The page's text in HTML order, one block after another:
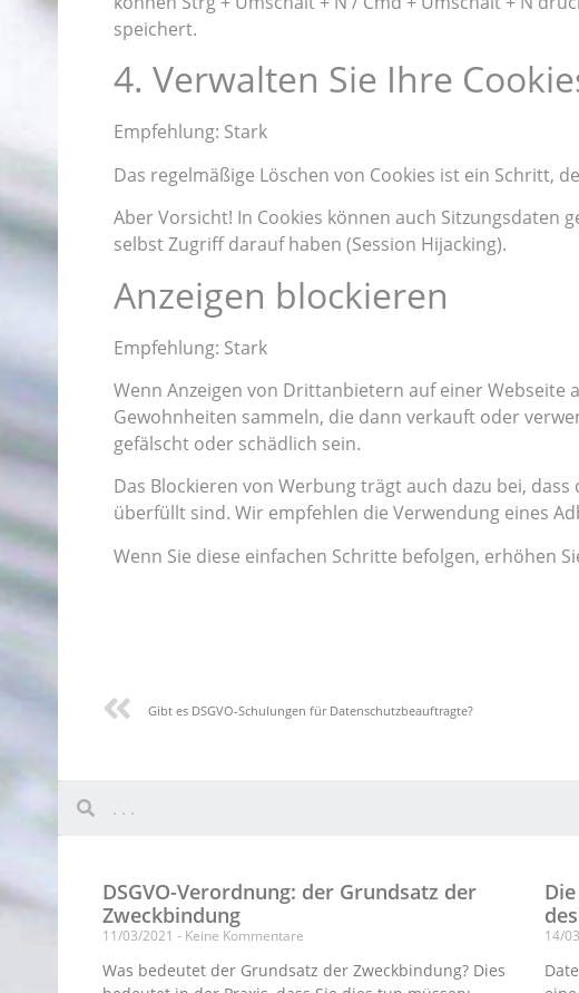
speichert.
4. Verwalten Sie Ihre
Empfehlung: Stark
Das regelmäßige Löschen von Cookies ist ein Schritt,
Aber Vorsicht! In Cookies können auch Sitzungsdaten
selbst Zugriff darauf haben (Session Hijacking).
Anzeigen blockieren
Empfehlung: Stark
Wenn Anzeigen von Drittanbietern auf einer
Gewohnheiten sammeln, die dann verkauft oder
gefälscht oder schädlich sein.
Das Blockieren von Werbung trägt auch dazu bei,
überfüllt sind. Wir empfehlen die Verwendung eines
Wenn Sie diese einfachen Schritte befolgen, erhöhen
Gibt es DSGVO-Schulungen für Datenschutzbeauftragte?
DSGVO-Verordnung: der Grundsatz der
Zweckbindung
11/03/2021 Keine Kommentare
Was bedeutet der Grundsatz der Zweckbindung? Dies
14/